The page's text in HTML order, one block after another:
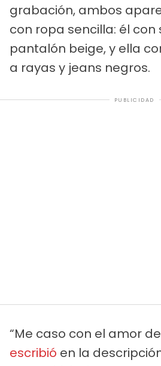
grabación, ambos
con ropa sencilla: él con
pantalón beige, y ella
a rayas y jeans negros.
PUBLICIDAD
“Me caso con el amor
escribió en la